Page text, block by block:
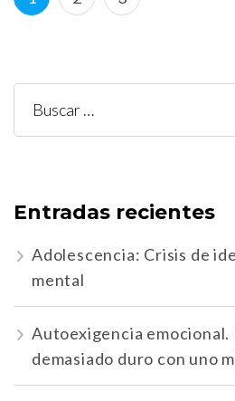
de
Buscar:
Entradas recientes
Adolescencia: Crisis de
mental
Autoexigencia emocional.
demasiado duro con uno